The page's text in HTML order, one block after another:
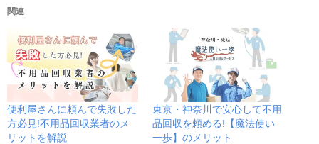
関連
便利屋さんに頼んで失敗した
方必見!不用品回収業者のメ
リットを解説
東京・神奈川で安心して不用
品回収を頼める!【魔法使い
一歩】のメリット